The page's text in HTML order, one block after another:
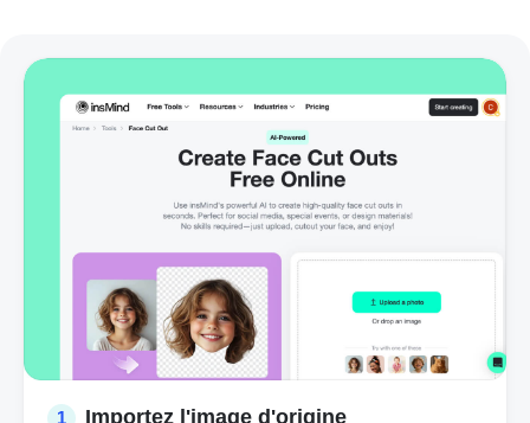
1 Importez l'image d'origine